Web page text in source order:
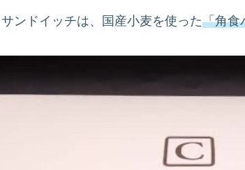
ンドイッチは、国産小麦を使った「角食